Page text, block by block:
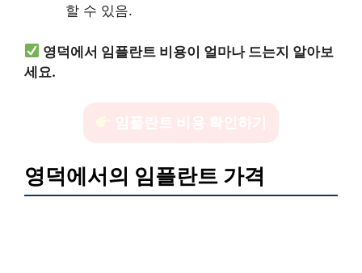
할 수 있음.
영덕에서 임플란트 비용이 얼마나 드는지 알아보
세요.
영덕에서의 임플란트 가격